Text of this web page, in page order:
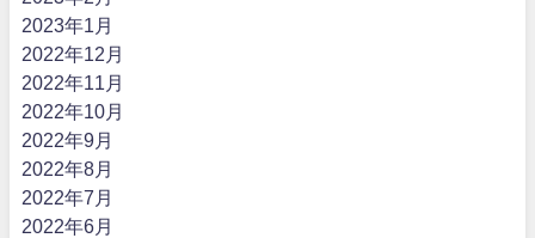
2023年1月
2022年12月
2022年11月
2022年10月
2022年9月
2022年8月
2022年7月
2022年6月